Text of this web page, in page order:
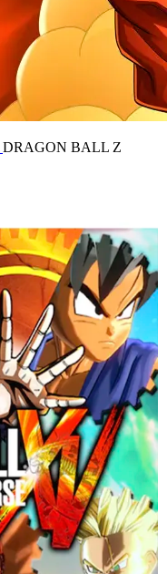
DRAGON BALL Z